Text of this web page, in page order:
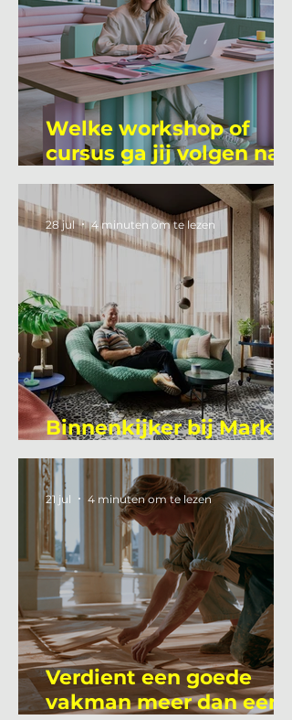
Welke workshop of
cursus ga jij volgen na
je vakantie?
Binnenkijker bij Mark
Mutsaers
28 jul 4 minuten om te lezen
Verdient een goede
vakman meer dan een
21 jul 4 minuten om te lezen